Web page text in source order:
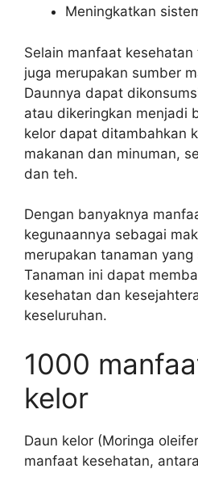
Meningkatkan
Selain manfaat
juga merupakan sumber
Daunnya dapat
atau dikeringkan menjadi
kelor dapat ditambahkan
makanan dan minuman,
dan teh.
Dengan banyaknya
kegunaannya sebagai
merupakan tanaman
Tanaman ini dapat
kesehatan dan
keseluruhan.
1000
kelor
Daun kelor (Moringa
manfaat kesehatan,